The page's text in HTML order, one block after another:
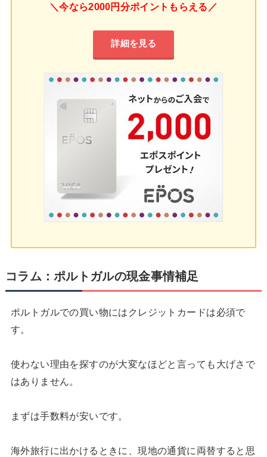
＼今なら2000円分ポイントもらえる／
詳細を見る
コラム：ポルトガルの現金事情補足
ポルトガルでの買い物にはクレジットカードは必須で
す。
使わない理由を探すのが大変なほどと言っても大げさで
はありません。
まずは手数料が安いです。
海外旅行に出かけるときに、現地の通貨に両替すると思